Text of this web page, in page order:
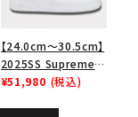
【24.0cm～30.5cm】
2025SS Supreme
GOODENOUGH
¥51,980 (税込)